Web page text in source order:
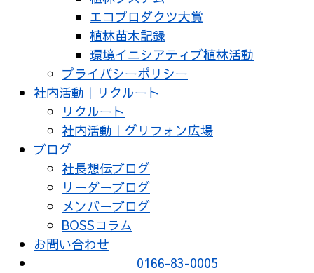
エコプロダクツ大賞
植林苗木記録
環境イニシアティブ植林活動
プライバシーポリシー
社内活動｜リクルート
リクルート
社内活動｜グリフォン広場
ブログ
社長想伝ブログ
リーダーブログ
メンバーブログ
BOSSコラム
お問い合わせ
0166-83-0005